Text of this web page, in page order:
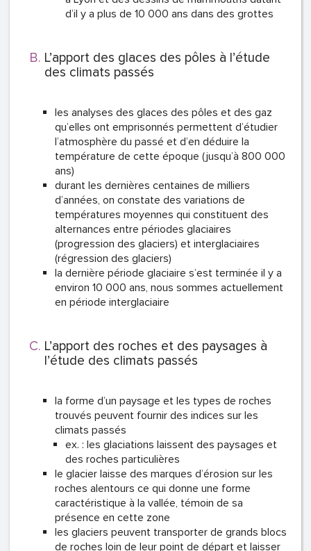
d’il y a plus de 10 000 ans dans des grottes
L’apport des glaces des pôles à l’étude
des climats passés
les analyses des glaces des pôles et des gaz
qu’elles ont emprisonnés permettent d’étudier
l’atmosphère du passé et d’en déduire la
température de cette époque (jusqu’à 800 000
ans)
durant les dernières centaines de milliers
d’années, on constate des variations de
températures moyennes qui constituent des
alternances entre périodes glaciaires
(progression des glaciers) et interglaciaires
(régression des glaciers)
la dernière période glaciaire s’est terminée il y a
environ 10 000 ans, nous sommes actuellement
en période interglaciaire
L’apport des roches et des paysages à
l’étude des climats passés
la forme d’un paysage et les types de roches
trouvés peuvent fournir des indices sur les
climats passés
ex. : les glaciations laissent des paysages et
des roches particulières
le glacier laisse des marques d’érosion sur les
roches alentours ce qui donne une forme
caractéristique à la vallée, témoin de sa
présence en cette zone
les glaciers peuvent transporter de grands blocs
de roches loin de leur point de départ et laisser